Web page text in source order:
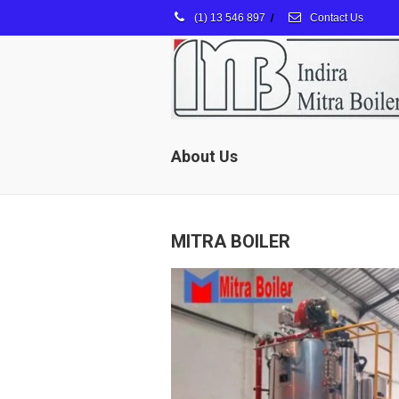
(1) 13 546 897 / Contact Us
About Us
MITRA BOILER